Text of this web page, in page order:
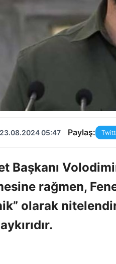
05:47 Paylaş:
Başkanı
rağmen,
olarak